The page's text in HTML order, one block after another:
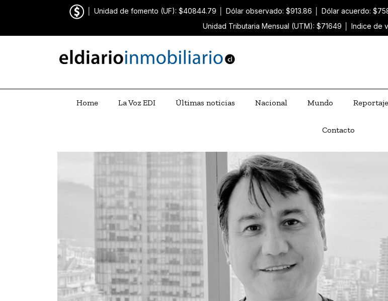
Unidad de fomento (UF): $40844.79 Dólar observado: $913.86 Dólar acuerdo:
Unidad Tributaria Mensual (UTM): $71649
Indice de
Home La Voz EDI Últimas noticias Nacional Mundo
Contacto